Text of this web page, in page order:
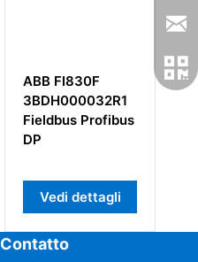
ABB FI830F
3BDH000032R1
Fieldbus Profibus
DP
Vedi dettagli
Contatto